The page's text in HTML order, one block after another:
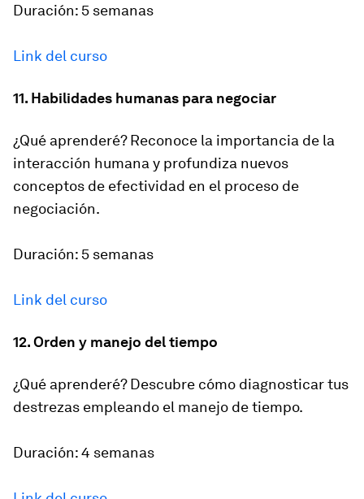
Duración: 5 semanas
Link del curso
11. Habilidades humanas para negociar
¿Qué aprenderé? Reconoce la importancia de la
interacción humana y profundiza nuevos
conceptos de efectividad en el proceso de
negociación.
Duración: 5 semanas
Link del curso
12. Orden y manejo del tiempo
¿Qué aprenderé? Descubre cómo diagnosticar tus
destrezas empleando el manejo de tiempo.
Duración: 4 semanas